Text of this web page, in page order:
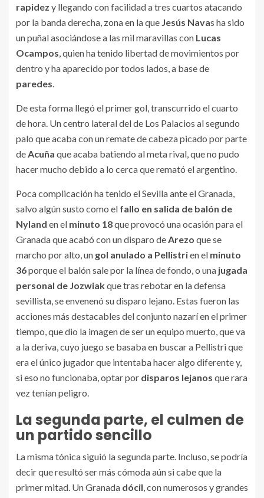
rapidez y llegando con facilidad a tres cuartos atacando
por la banda derecha, zona en la que Jesús Navas ha sido
un puñal asociándose a las mil maravillas con Lucas
Ocampos, quien ha tenido libertad de movimientos por
dentro y ha aparecido por todos lados, a base de
paredes.
De esta forma llegó el primer gol, transcurrido el cuarto
de hora. Un centro lateral del de Los Palacios al segundo
palo que acaba con un remate de cabeza picado por parte
deAcuña que acaba batiendo al meta rival, que no pudo
hacer mucho debido a lo cerca que remató el argentino.
Poca complicación ha tenido el Sevilla ante el Granada,
salvo algún susto como el fallo en salida de balón de
Nyland en el minuto 18que provocó una ocasión para el
Granada que acabó con un disparo deArezo que se
marcho por alto, un gol anulado a Pellistrien el minuto
36porque el balón sale por la línea de fondo, o una jugada
personal de Jozwiakque tras rebotar en la defensa
sevillista, se envenenó su disparo lejano. Estas fueron las
acciones más destacables del conjunto nazarí en el primer
tiempo, que dio la imagen de ser un equipo muerto, que va
a la deriva, cuyo juego se basaba en buscar a Pellistri que
era el único jugador que intentaba hacer algo diferente y,
si eso no funcionaba, optar por disparos lejanos que rara
vez tenían peligro.
La segunda parte, el culmen de
un partido sencillo
La misma tónica siguió la segunda parte. Incluso, se podría
decir que resultó ser más cómoda aún si cabe que la
primer mitad. Un Granada dócil, con numerosos y grandes